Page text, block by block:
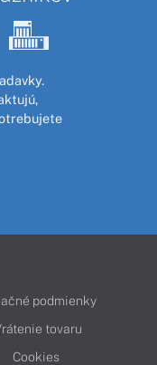
podmienky
tovaru
Cookies